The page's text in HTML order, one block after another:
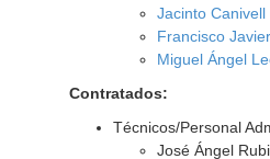
Jacinto
Francisco
Miguel Ángel
Contratados:
Técnicos/Personal
José Ángel